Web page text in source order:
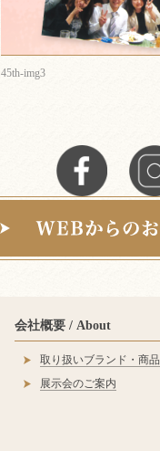
45th-img3
会社概要 / About
取り扱いブランド・商品
展示会のご案内